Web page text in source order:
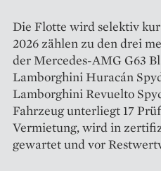
Die Flotte wird selektiv
2026 zählen zu den drei
der Mercedes-AMG G63
Lamborghini Huracán
Lamborghini Revuelto
Fahrzeug unterliegt 17
Vermietung, wird in
gewartet und vor